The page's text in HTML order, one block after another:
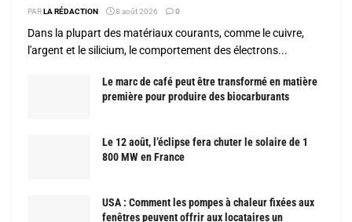
PARLA RÉDACTION 8 août 2026 0
Dans la plupart des matériaux courants, comme le cuivre,
l'argent et le silicium, le comportement des électrons...
Le marc de café peut être transformé en matière
première pour produire des biocarburants
Le 12 août, l’éclipse fera chuter le solaire de 1
800 MW en France
USA : Comment les pompes à chaleur fixées aux
fenêtres peuvent offrir aux locataires un